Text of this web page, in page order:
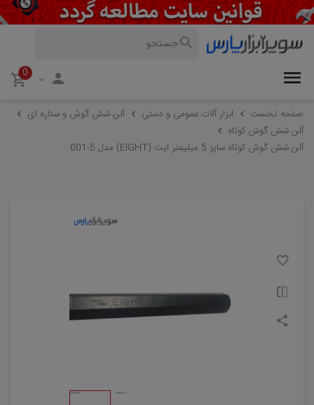
0
صفحه نخست ابزار آلات عمومی و دستی
آلن شش گوش و ستاره ای
آلن شش گوش کوتاه
آلن شش گوش کوتاه سایز 5 میلیمتر ایت (EIGHT) مدل 5-001